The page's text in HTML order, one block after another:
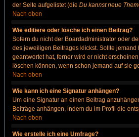
der Seite aufgelistet (die Du kannst neue
Nach oben
Wie editiere oder lösche ich einen Beitrag?
Sofern du nicht der Boardadministrator oder
des jeweiligen Beitrages klickst. Sollte
geantwortet hat, ferner wird er nicht
löschen können, wenn schon jemand auf sie
Nach oben
Wie kann ich eine Signatur anhängen?
Um eine Signatur an einen Beitrag
Beiträge anhängen, indem du im Profil die
Nach oben
Wie erstelle ich eine Umfrage?